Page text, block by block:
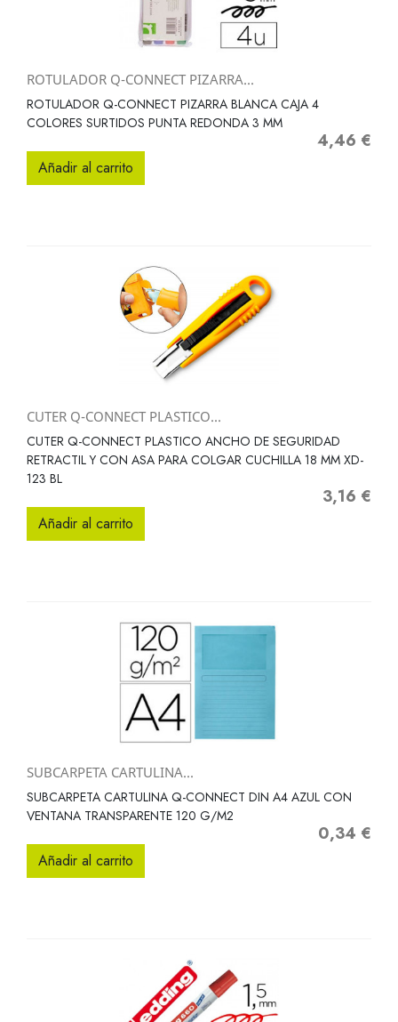
ROTULADOR Q-CONNECT PIZARRA...
ROTULADOR Q-CONNECT PIZARRA BLANCA CAJA 4
COLORES SURTIDOS PUNTA REDONDA 3 MM
Precio
4,46 €
Añadir al carrito
CUTER Q-CONNECT PLASTICO...
CUTER Q-CONNECT PLASTICO ANCHO DE SEGURIDAD
RETRACTIL Y CON ASA PARA COLGAR CUCHILLA 18 MM XD-
123 BL
Precio
3,16 €
Añadir al carrito
SUBCARPETA CARTULINA...
SUBCARPETA CARTULINA Q-CONNECT DIN A4 AZUL CON
VENTANA TRANSPARENTE 120 G/M2
Precio
0,34 €
Añadir al carrito